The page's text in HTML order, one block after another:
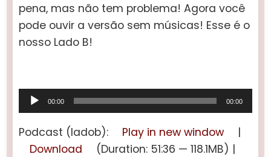
pena, mas não tem problema! Agora você
pode ouvir a versão sem músicas! Esse é o
nosso Lado B!
Tocador
de
áudio
00:00 00:00
Podcast (ladob): Play in new window
|
Download
(Duration: 51:36 — 118.1MB) |